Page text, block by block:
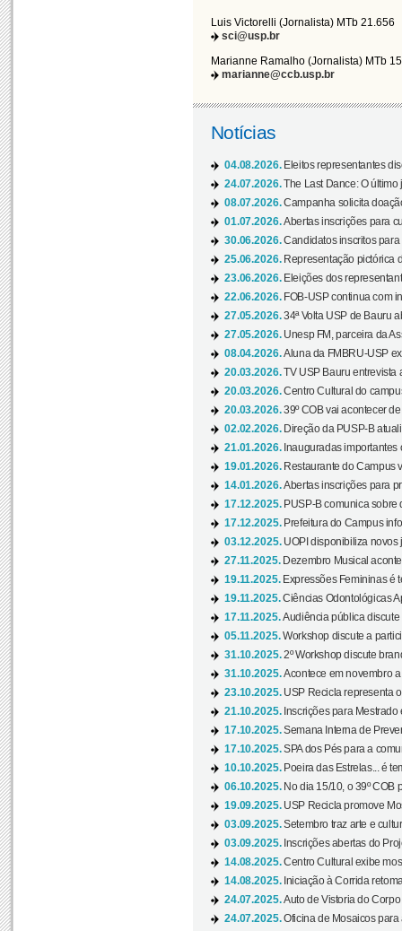
Luis Victorelli (Jornalista) MTb 21.656
sci@usp.br
Marianne Ramalho (Jornalista) MTb
marianne@ccb.usp.br
Notícias
04.08.2026. Eleitos representantes
24.07.2026.The Last Dance: O
08.07.2026.Campanha solicita
01.07.2026.Abertas inscrições para
30.06.2026.Candidatos inscritos
25.06.2026. Representação pictórica
23.06.2026. Eleições dos
22.06.2026. FOB-USP continua com
27.05.2026.34ª Volta USP de Bauru
27.05.2026. Unesp FM, parceira da
08.04.2026.Aluna da FMBRU-USP
20.03.2026.TV USP Bauru entrevista
20.03.2026.Centro Cultural do
20.03.2026.39º COB vai acontecer
02.02.2026. Direção da PUSP-B
21.01.2026. Inauguradas
19.01.2026. Restaurante do Campus
14.01.2026.Abertas inscrições para
17.12.2025. PUSP-B comunica sobre
17.12.2025. Prefeitura do Campus
03.12.2025. UOPI disponibiliza novos
27.11.2025. Dezembro Musical
19.11.2025. Expressões Femininas é
19.11.2025.Ciências Odontológicas
17.11.2025.Audiência pública
05.11.2025.Workshop discute a
31.10.2025.2º Workshop discute
31.10.2025.Acontece em novembro
23.10.2025. USP Recicla representa
21.10.2025. Inscrições para
17.10.2025.Semana Interna de
17.10.2025.SPA dos Pés para a
10.10.2025. Poeira das Estrelas... é
06.10.2025. No dia 15/10, o 39º COB
19.09.2025. USP Recicla promove
03.09.2025.Setembro traz arte e
03.09.2025. Inscrições abertas do
14.08.2025.Centro Cultural exibe
14.08.2025. Iniciação à Corrida
24.07.2025.Auto de Vistoria do
24.07.2025.Oficina de Mosaicos